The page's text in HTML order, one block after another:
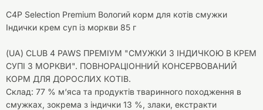
C4P Selection Premium Вологий корм для котів смужки
Індички крем суп із моркви 85 г
(UA) CLUB 4 PAWS ПРЕМІУМ "СМУЖКИ З ІНДИЧКОЮ В КРЕМ
СУПІ З МОРКВИ". ПОВНОРАЦІОННИЙ КОНСЕРВОВАНИЙ
КОРМ ДЛЯ ДОРОСЛИХ КОТІВ.
Склад: 77 % м‘яса та продуктів тваринного походження в
смужках, зокрема з індички 13 %, злаки, екстракти